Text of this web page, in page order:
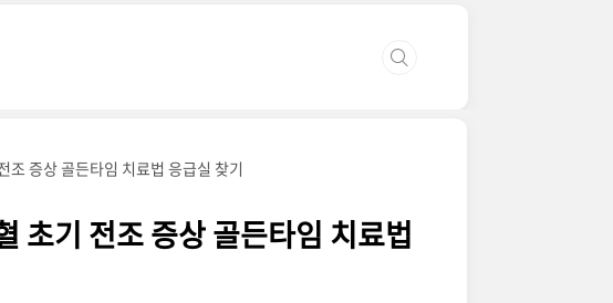
조 증상 골든타임 치료법 응급실 찾기
초기 전조 증상 골든타임 치료법